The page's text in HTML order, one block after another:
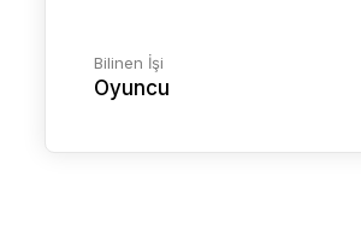
Bilinen İşi
Oyuncu